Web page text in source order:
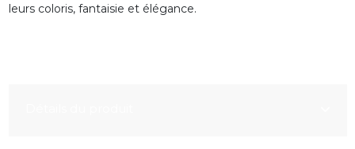
leurs coloris, fantaisie et élégance.